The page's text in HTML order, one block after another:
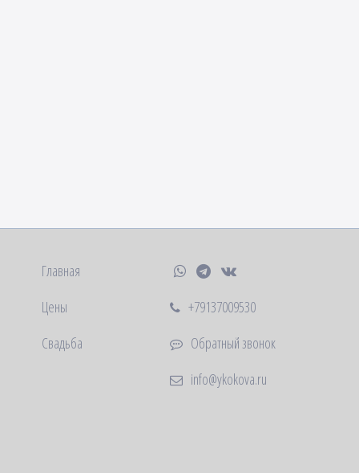
Главная
Цены
Свадьба
+79137009530
Обратный звонок
info@ykokova.ru